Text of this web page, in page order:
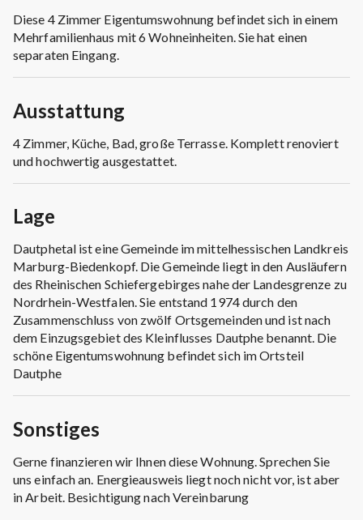
Diese 4 Zimmer Eigentumswohnung befindet sich in einem
Mehrfamilienhaus mit 6 Wohneinheiten. Sie hat einen
separaten Eingang.
Ausstattung
4 Zimmer, Küche, Bad, große Terrasse. Komplett renoviert
und hochwertig ausgestattet.
Lage
Dautphetal ist eine Gemeinde im mittelhessischen Landkreis
Marburg-Biedenkopf. Die Gemeinde liegt in den Ausläufern
des Rheinischen Schiefergebirges nahe der Landesgrenze zu
Nordrhein-Westfalen. Sie entstand 1974 durch den
Zusammenschluss von zwölf Ortsgemeinden und ist nach
dem Einzugsgebiet des Kleinflusses Dautphe benannt. Die
schöne Eigentumswohnung befindet sich im Ortsteil
Dautphe
Sonstiges
Gerne finanzieren wir Ihnen diese Wohnung. Sprechen Sie
uns einfach an. Energieausweis liegt noch nicht vor, ist aber
in Arbeit. Besichtigung nach Vereinbarung